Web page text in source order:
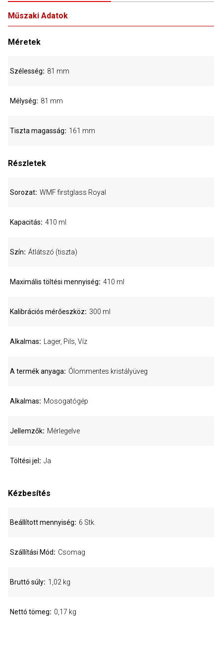
Műszaki Adatok
Méretek
Szélesség 81 mm
Mélység 81 mm
Tiszta magasság 161 mm
Részletek
Sorozat WMF firstglass Royal
Kapacitás 410 ml
Szín Átlátszó (tiszta)
Maximális töltési mennyiség 410 ml
Kalibrációs mérőeszköz 300 ml
Alkalmas Lager, Pils, Víz
A termék anyaga Ólommentes kristályüveg
Alkalmas Mosogatógép
Jellemzők Mérlegelve
Töltési jel Ja
Kézbesítés
Beállított mennyiség 6 Stk.
Szállítási Mód Csomag
Bruttó súly 1,02 kg
Nettó tömeg 0,17 kg